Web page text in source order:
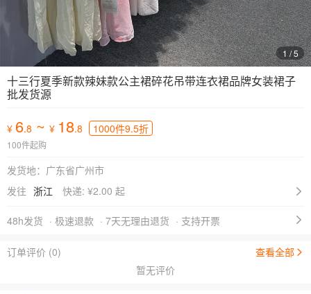
1 / 5
十三行夏季新款辣妹款公主裙碎花吊带连衣裙品牌女装裙子
批发货源
¥ 6.8 ~ ¥ 18.8 1000件9.5折
100件起购
发货地：广东省广州市
发往 浙江 快递: ¥2.00 起
48h发货 · 极速退款 · 7天无理由退货 · 支持开票
订单评价 (0)
查看全部
暂无评价